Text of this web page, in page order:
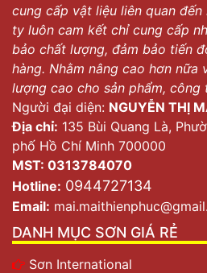
cung cấp vật liệu liên quan
ty luôn cam kết chỉ cung cấp
bảo chất lượng, đảm bảo tiến
hàng. Nhằm nâng cao hơn nữa
lượng cao cho sản phẩm, công
Người đại diện: NGUYỄN THỊ
Địa chỉ: 135 Bùi Quang Là,
phố Hồ Chí Minh 700000
MST: 0313784070
Hotline: 0944727134
Email:
DANH MỤC SƠN GIÁ RẺ
Sơn International